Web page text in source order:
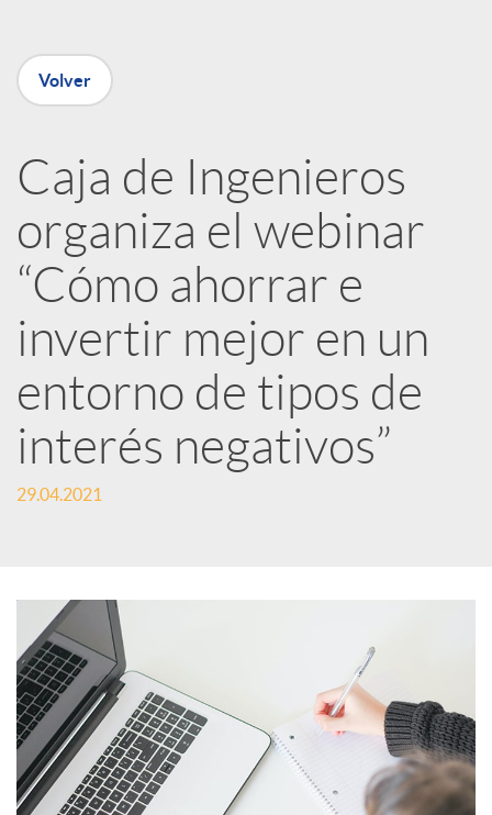
n
e
d
e
s
S
c
i
a
Volver
Caja de Ingenieros
organiza el webinar
“Cómo ahorrar e
invertir mejor en un
entorno de tipos de
interés negativos”
29.04.2021